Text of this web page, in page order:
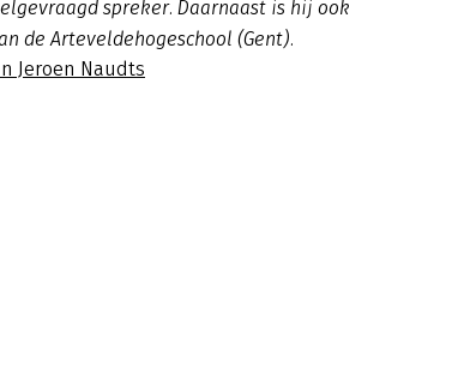
spreker. Daarnaast is hij ook
de Arteveldehogeschool (Gent).
Jeroen Naudts